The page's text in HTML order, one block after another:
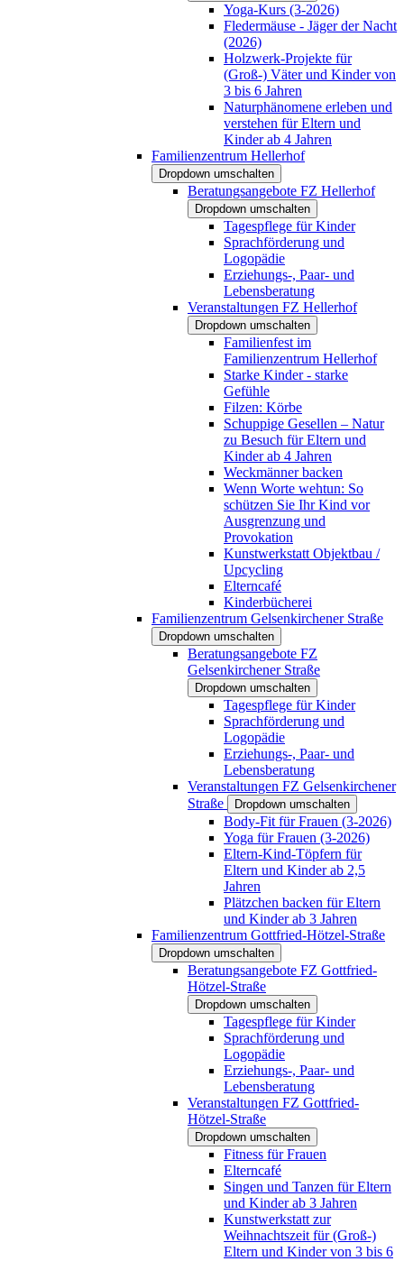
Yoga-Kurs (3-2026)
Fledermäuse - Jäger der Nacht
(2026)
Holzwerk-Projekte für
(Groß-) Väter und Kinder von
3 bis 6 Jahren
Naturphänomene erleben und
verstehen für Eltern und
Kinder ab 4 Jahren
Familienzentrum Hellerhof
Dropdown umschalten
Beratungsangebote FZ Hellerhof
Dropdown umschalten
Tagespflege für Kinder
Sprachförderung und
Logopädie
Erziehungs-, Paar- und
Lebensberatung
Veranstaltungen FZ Hellerhof
Dropdown umschalten
Familienfest im
Familienzentrum Hellerhof
Starke Kinder - starke
Gefühle
Filzen: Körbe
Schuppige Gesellen – Natur
zu Besuch für Eltern und
Kinder ab 4 Jahren
Weckmänner backen
Wenn Worte wehtun: So
schützen Sie Ihr Kind vor
Ausgrenzung und
Provokation
Kunstwerkstatt Objektbau /
Upcycling
Elterncafé
Kinderbücherei
Familienzentrum Gelsenkirchener Straße
Dropdown umschalten
Beratungsangebote FZ
Gelsenkirchener Straße
Dropdown umschalten
Tagespflege für Kinder
Sprachförderung und
Logopädie
Erziehungs-, Paar- und
Lebensberatung
Veranstaltungen FZ Gelsenkirchener
Straße
Dropdown umschalten
Body-Fit für Frauen (3-2026)
Yoga für Frauen (3-2026)
Eltern-Kind-Töpfern für
Eltern und Kinder ab 2,5
Jahren
Plätzchen backen für Eltern
und Kinder ab 3 Jahren
Familienzentrum Gottfried-Hötzel-Straße
Dropdown umschalten
Beratungsangebote FZ Gottfried-
Hötzel-Straße
Dropdown umschalten
Tagespflege für Kinder
Sprachförderung und
Logopädie
Erziehungs-, Paar- und
Lebensberatung
Veranstaltungen FZ Gottfried-
Hötzel-Straße
Dropdown umschalten
Fitness für Frauen
Elterncafé
Singen und Tanzen für Eltern
und Kinder ab 3 Jahren
Kunstwerkstatt zur
Weihnachtszeit für (Groß-)
Eltern und Kinder von 3 bis 6